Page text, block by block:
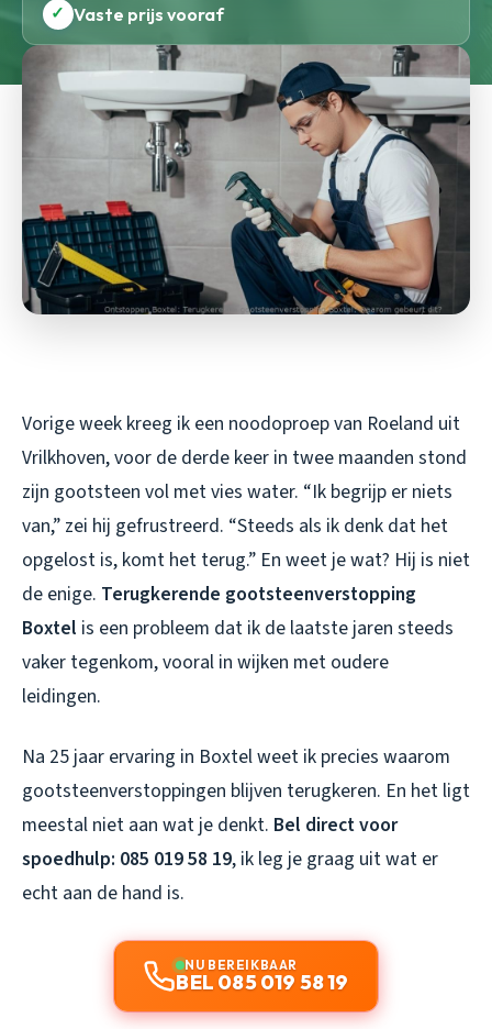
✓ Vaste prijs vooraf
Vorige week kreeg ik een noodoproep van Roeland uit
Vrilkhoven, voor de derde keer in twee maanden stond
zijn gootsteen vol met vies water. “Ik begrijp er niets
van,” zei hij gefrustreerd. “Steeds als ik denk dat het
opgelost is, komt het terug.” En weet je wat? Hij is niet
de enige. Terugkerende gootsteenverstopping
Boxtel is een probleem dat ik de laatste jaren steeds
vaker tegenkom, vooral in wijken met oudere
leidingen.
Na 25 jaar ervaring in Boxtel weet ik precies waarom
gootsteenverstoppingen blijven terugkeren. En het ligt
meestal niet aan wat je denkt. Bel direct voor
spoedhulp: 085 019 58 19, ik leg je graag uit wat er
echt aan de hand is.
NU BEREIKBAAR
BEL 085 019 58 19